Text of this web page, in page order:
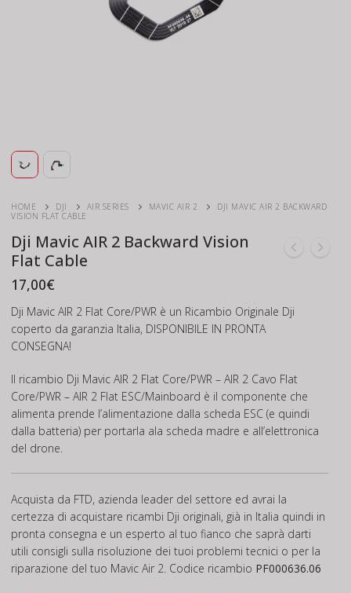
HOME DJI AIR SERIES MAVIC AIR 2
DJI MAVIC AIR 2 BACKWARD
VISION FLAT CABLE
Dji Mavic AIR 2 Backward Vision
Flat Cable
17,00€
Dji Mavic AIR 2 Flat Core/PWR è un Ricambio Originale Dji
coperto da garanzia Italia, DISPONIBILE IN PRONTA
CONSEGNA!
Il ricambio Dji Mavic AIR 2 Flat Core/PWR – AIR 2 Cavo Flat
Core/PWR – AIR 2 Flat ESC/Mainboard è il componente che
alimenta prende l’alimentazione dalla scheda ESC (e quindi
dalla batteria) per portarla ala scheda madre e all’elettronica
del drone.
Acquista da FTD, azienda leader del settore ed avrai la
certezza di acquistare ricambi Dji originali, già in Italia quindi in
pronta consegna e un esperto al tuo fianco che saprà darti
utili consigli sulla risoluzione dei tuoi problemi tecnici o per la
riparazione del tuo Mavic Air 2. Codice ricambio PF000636.06